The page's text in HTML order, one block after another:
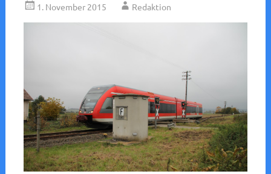
1. November 2015 Redaktion